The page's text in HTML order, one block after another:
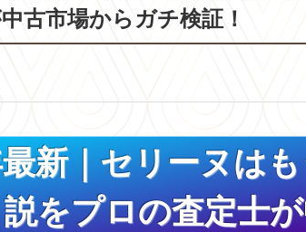
古市場からガチ検証！
最新｜セリーヌは
をプロの査定士